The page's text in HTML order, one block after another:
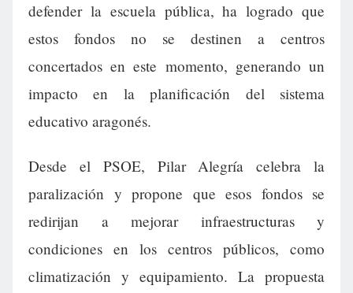
defender la escuela pública, ha logrado que
estos fondos no se destinen a centros
concertados en este momento, generando un
impacto en la planificación del sistema
educativo aragonés.
Desde el PSOE, Pilar Alegría celebra la
paralización y propone que esos fondos se
redirijan a mejorar infraestructuras y
condiciones en los centros públicos, como
climatización y equipamiento. La propuesta